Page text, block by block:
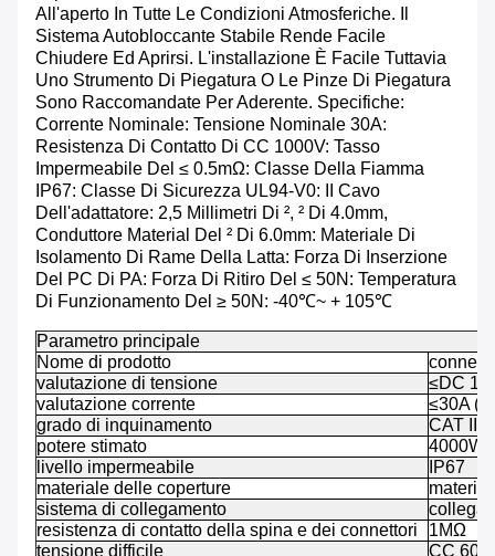
All'aperto In Tutte Le Condizioni Atmosferiche. Il
Sistema Autobloccante Stabile Rende Facile
Chiudere Ed Aprirsi. L'installazione È Facile Tuttavia
Uno Strumento Di Piegatura O Le Pinze Di Piegatura
Sono Raccomandate Per Aderente. Specifiche:
Corrente Nominale: Tensione Nominale 30A:
Resistenza Di Contatto Di CC 1000V: Tasso
Impermeabile Del ≤ 0.5mΩ: Classe Della Fiamma
IP67: Classe Di Sicurezza UL94-V0: II Cavo
Dell'adattatore: 2,5 Millimetri Di ², ² Di 4.0mm,
Conduttore Material Del ² Di 6.0mm: Materiale Di
Isolamento Di Rame Della Latta: Forza Di Inserzione
Del PC Di PA: Forza Di Ritiro Del ≤ 50N: Temperatura
Di Funzionamento Del ≥ 50N: -40℃~ + 105℃
Parametro principale
Nome di prodotto
valutazione di tensione
≤DC
valutazione corrente
≤30A
grado di inquinamento
CAT III/2
potere stimato
4000W
livello impermeabile
IP67
materiale delle coperture
sistema di collegamento
resistenza di contatto della spina e dei connettori
1MΩ
tensione difficile
CC